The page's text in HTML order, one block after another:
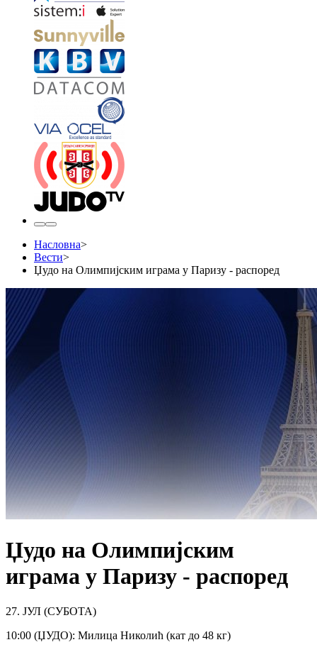
Насловна>
Вести>
Џудо на Олимпијским играма у Паризу - распоред
Џудо на Олимпијским
играма у Паризу - распоред
27. ЈУЛ (СУБОТА)
10:00 (ЏУДО): Милица Николић (кат до 48 кг)